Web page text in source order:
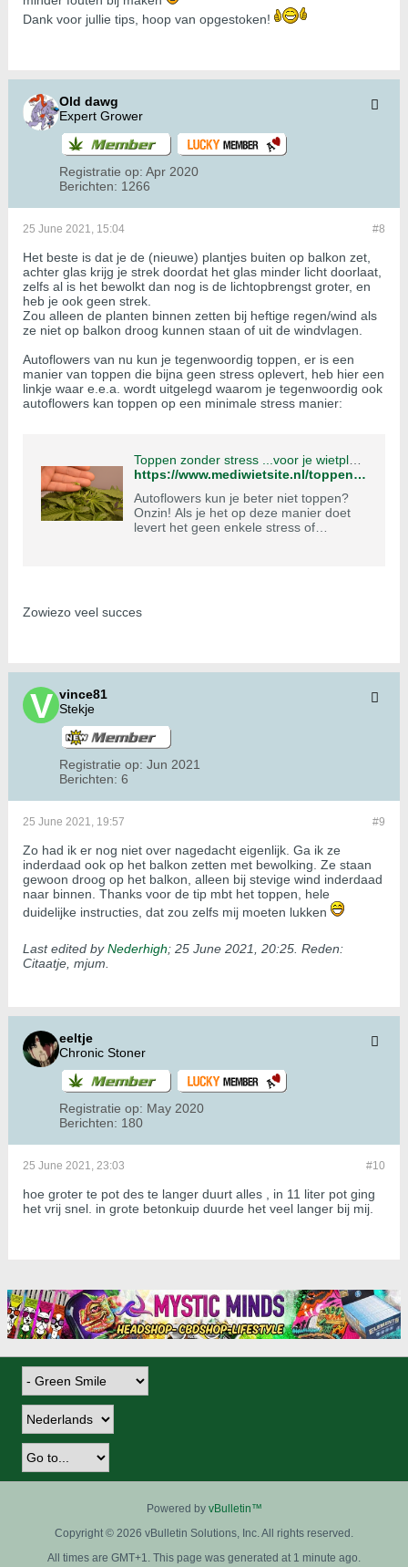
Dank voor jullie tips, hoop van opgestoken!
Old dawg
Expert Grower
Registratie op: Apr 2020
Berichten: 1266
#8
25 June 2021, 15:04
Het beste is dat je de (nieuwe) plantjes buiten op balkon zet,
achter glas krijg je strek doordat het glas minder licht doorlaat,
zelfs al is het bewolkt dan nog is de lichtopbrengst groter, en
heb je ook geen strek.
Zou alleen de planten binnen zetten bij heftige regen/wind als
ze niet op balkon droog kunnen staan of uit de windvlagen.
Autoflowers van nu kun je tegenwoordig toppen, er is een
manier van toppen die bijna geen stress oplevert, heb hier een
linkje waar e.e.a. wordt uitgelegd waarom je tegenwoordig ook
autoflowers kan toppen op een minimale stress manier:
https://www.mediwietsite.nl/toppen-zonder-stress-voor-je-wietplant/
Autoflowers kun je beter niet toppen?
Onzin! Als je het op deze manier doet
levert het geen enkele stress of
Zowiezo veel succes
vince81
Stekje
Registratie op: Jun 2021
Berichten: 6
#9
25 June 2021, 19:57
Zo had ik er nog niet over nagedacht eigenlijk. Ga ik ze
inderdaad ook op het balkon zetten met bewolking. Ze staan
gewoon droog op het balkon, alleen bij stevige wind inderdaad
naar binnen. Thanks voor de tip mbt het toppen, hele
duidelijke instructies, dat zou zelfs mij moeten lukken
Last edited byNederhigh; 25 June 2021, 20:25 Reden:
Citaatje, mjum.
eeltje
Chronic Stoner
Registratie op: May 2020
Berichten: 180
#10
25 June 2021, 23:03
hoe groter te pot des te langer duurt alles , in 11 liter pot ging
het vrij snel. in grote betonkuip duurde het veel langer bij mij.
Powered by vBulletin™
Copyright © 2026 vBulletin Solutions, Inc. All rights reserved.
All times are GMT+1. This page was generated at 1 minute ago.